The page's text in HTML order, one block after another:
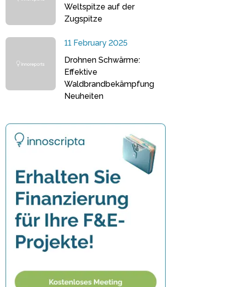
Weltspitze auf der
Zugspitze
11 February 2025
Drohnen Schwärme:
Effektive
Waldbrandbekämpfung
Neuheiten